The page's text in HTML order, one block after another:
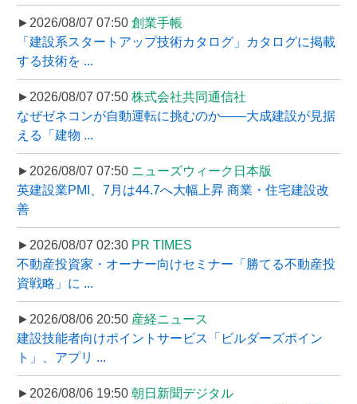
►2026/08/07 07:50 創業手帳
「建設系スタートアップ技術カタログ」カタログに掲載
する技術を ...
►2026/08/07 07:50 株式会社共同通信社
なぜゼネコンが自動運転に挑むのか――大成建設が見据
える「建物 ...
►2026/08/07 07:50 ニューズウィーク日本版
英建設業PMI、7月は44.7へ大幅上昇 商業・住宅建設改
善
►2026/08/07 02:30 PR TIMES
不動産投資家・オーナー向けセミナー「勝てる不動産投
資戦略」に ...
►2026/08/06 20:50 産経ニュース
建設技能者向けポイントサービス「ビルダーズポイン
ト」、アプリ ...
►2026/08/06 19:50 朝日新聞デジタル